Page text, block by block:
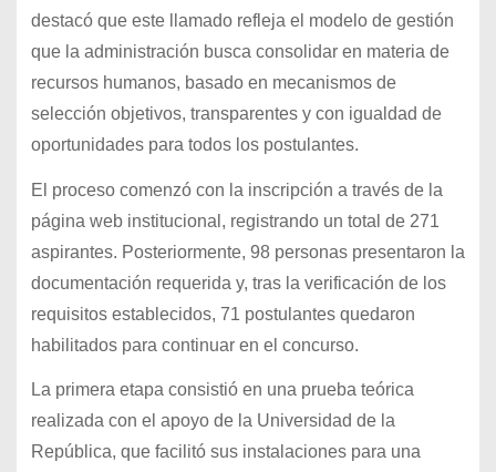
destacó que este llamado refleja el modelo de gestión
que la administración busca consolidar en materia de
recursos humanos, basado en mecanismos de
selección objetivos, transparentes y con igualdad de
oportunidades para todos los postulantes.
El proceso comenzó con la inscripción a través de la
página web institucional, registrando un total de 271
aspirantes. Posteriormente, 98 personas presentaron la
documentación requerida y, tras la verificación de los
requisitos establecidos, 71 postulantes quedaron
habilitados para continuar en el concurso.
La primera etapa consistió en una prueba teórica
realizada con el apoyo de la Universidad de la
República, que facilitó sus instalaciones para una